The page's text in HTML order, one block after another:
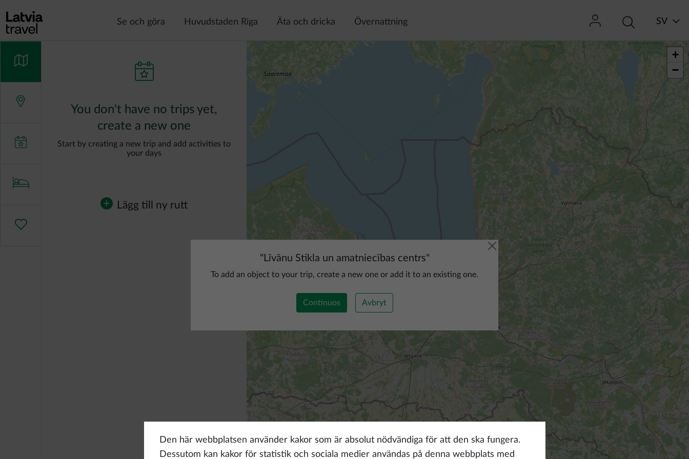
Se och göra Huvudstaden Riga Äta och dricka Övernattning SV
You don't have no trips yet,
create a new one
Start by creating a new trip and add activities to
your days
Lägg till ny rutt
+
−
" Līvānu Stikla un amatniecības centrs"
To add an object to your trip, create a new one or add it to an existing one.
Continuos Avbryt
Den här webbplatsen använder kakor som är absolut nödvändiga för att den ska fungera.
Dessutom kan kakor för statistik och sociala medier användas på denna webbplats med